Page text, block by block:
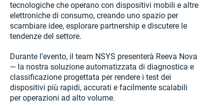
tecnologiche che operano con dispositivi mobili e altre
elettroniche di consumo, creando uno spazio per
scambiare idee, esplorare partnership e discutere le
tendenze del settore.
Durante l’evento, il team NSYS presenterà Reeva Nova
— la nostra soluzione automatizzata di diagnostica e
classificazione progettata per rendere i test dei
dispositivi più rapidi, accurati e facilmente scalabili
per operazioni ad alto volume.